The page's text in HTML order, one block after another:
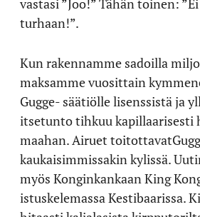
turhaan!”.
Kun rakennamme sadoilla
maksamme vuosittain
Gugge- säätiölle lisenssistä ja
itsetunto tihkuu kapillaarisesti
maahan. Airuet
kaukaisimmissakin kylissä.
myös Konginkankaan King
istuskelemassa Kestibaarissa.